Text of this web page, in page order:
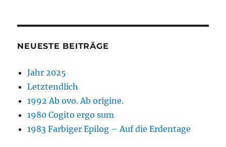
NEUESTE BEITRÄGE
Jahr 2025
Letztendlich
1992 Ab ovo. Ab origine.
1980 Cogito ergo sum
1983 Farbiger Epilog – Auf die Erdentage